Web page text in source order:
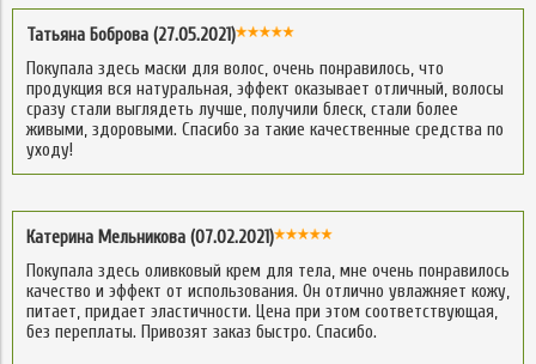
Татьяна Боброва (27.05.2021)
Покупала здесь маски для волос, очень понравилось, что
продукция вся натуральная, эффект оказывает отличный, волосы
сразу стали выглядеть лучше, получили блеск, стали более
живыми, здоровыми. Спасибо за такие качественные средства по
уходу!
Катерина Мельникова (07.02.2021)
Покупала здесь оливковый крем для тела, мне очень понравилось
качество и эффект от использования. Он отлично увлажняет кожу,
питает, придает эластичности. Цена при этом соответствующая,
без переплаты. Привозят заказ быстро. Спасибо.